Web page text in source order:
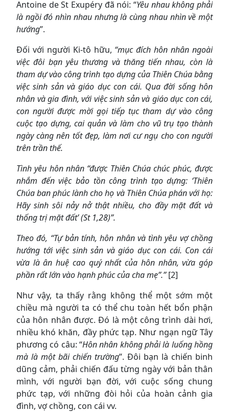
Antoine de St Exupéry đã nói: “Yêu nhau không phải
là ngồi đó nhìn nhau nhưng là cùng nhau nhìn về một
hướng”.
Đối với người Ki-tô hữu, “mục đích hôn nhân ngoài
việc đôi bạn yêu thương và thăng tiến nhau, còn là
tham dự vào công trình tạo dựng của Thiên Chúa bằng
việc sinh sản và giáo dục con cái. Qua đời sống hôn
nhân và gia đình, với việc sinh sản và giáo dục con cái,
con người được mời gọi tiếp tục tham dự vào công
cuộc tạo dựng, cai quản và làm cho vũ trụ tạo thành
ngày càng nên tốt đẹp, làm nơi cư ngụ cho con người
trên trần thế.
Tình yêu hôn nhân “được Thiên Chúa chúc phúc, được
nhắm đến việc bảo tồn công trình tạo dựng: ‘Thiên
Chúa ban phúc lành cho họ và Thiên Chúa phán với họ:
Hãy sinh sôi nảy nở thật nhiều, cho đầy mặt đất và
thống trị mặt đất’ (St 1,28)”.
Theo đó, “Tự bản tính, hôn nhân và tình yêu vợ chồng
hướng tới việc sinh sản và giáo dục con cái. Con cái
vừa là ân huệ cao quý nhất của hôn nhân, vừa góp
phần rất lớn vào hạnh phúc của cha mẹ”.”[2]
Như vậy, ta thấy rằng không thể một sớm một
chiều mà người ta có thể chu toàn hết bổn phận
của hôn nhân được. Đó là một công trình dài hơi,
nhiều khó khăn, đầy phức tạp. Như ngạn ngữ Tây
phương có câu: “Hôn nhân không phải là luống hồng
mà là một bãi chiến trường”. Đôi bạn là chiến binh
dũng cảm, phải chiến đấu từng ngày với bản thân
mình, với người bạn đời, với cuộc sống chung
phức tạp, với những đòi hỏi của hoàn cảnh gia
đình, vợ chồng, con cái vv.